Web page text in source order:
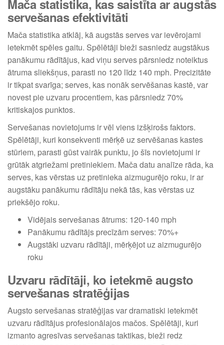
Mača statistika, kas saistīta ar augstās
servešanas efektivitāti
Mača statistika atklāj, kā augstās serves var ievērojami
ietekmēt spēles gaitu. Spēlētāji bieži sasniedz augstākus
panākumu rādītājus, kad viņu serves pārsniedz noteiktus
ātruma sliekšņus, parasti no 120 līdz 140 mph. Precizitāte
ir tikpat svarīga; serves, kas nonāk servēšanas kastē, var
novest pie uzvaru procentiem, kas pārsniedz 70%
kritiskajos punktos.
Servešanas novietojums ir vēl viens izšķirošs faktors.
Spēlētāji, kuri konsekventi mērķē uz servēšanas kastes
stūriem, parasti gūst vairāk punktu, jo šīs novietojumi ir
grūtāk atgriežami pretiniekiem. Mača datu analīze rāda, ka
serves, kas vērstas uz pretinieka aizmugurējo roku, ir ar
augstāku panākumu rādītāju nekā tās, kas vērstas uz
priekšējo roku.
Vidējais servešanas ātrums: 120-140 mph
Panākumu rādītājs precīzām serves: 70%+
Augstāki uzvaru rādītāji, mērķējot uz aizmugurējo
roku
Uzvaru rādītāji, ko ietekmē augsto
servešanas stratēģijas
Augsto servešanas stratēģijas var dramatiski ietekmēt
uzvaru rādītājus profesionālajos mačos. Spēlētāji, kuri
izmanto agresīvas servešanas taktikas, bieži redz